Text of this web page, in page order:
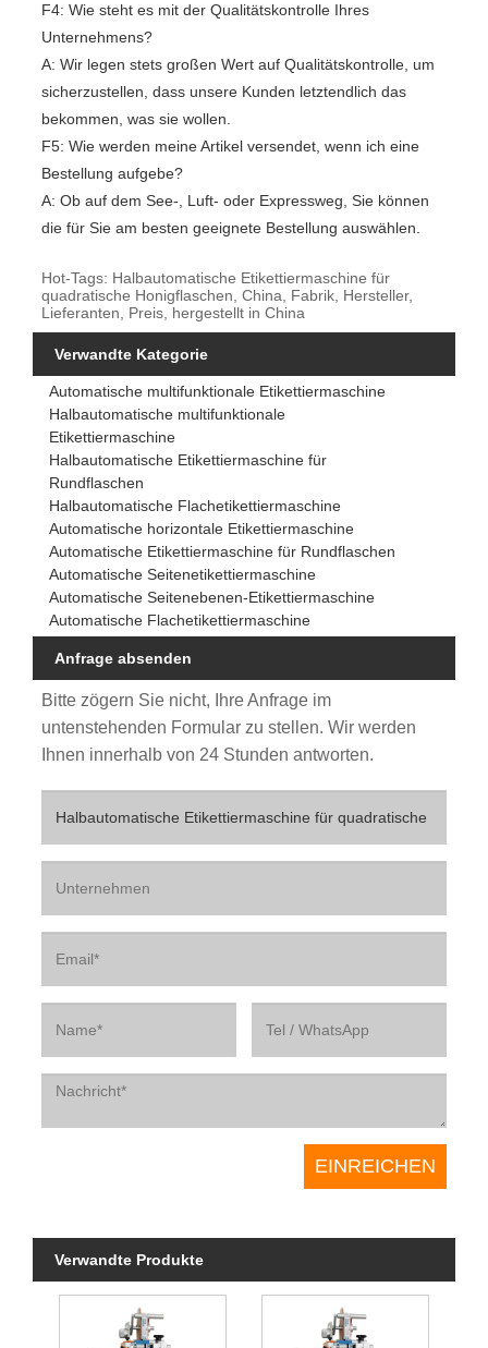
F4: Wie steht es mit der Qualitätskontrolle Ihres
Unternehmens?
A: Wir legen stets großen Wert auf Qualitätskontrolle, um
sicherzustellen, dass unsere Kunden letztendlich das
bekommen, was sie wollen.
F5: Wie werden meine Artikel versendet, wenn ich eine
Bestellung aufgebe?
A: Ob auf dem See-, Luft- oder Expressweg, Sie können
die für Sie am besten geeignete Bestellung auswählen.
Hot-Tags: Halbautomatische Etikettiermaschine für
quadratische Honigflaschen, China, Fabrik, Hersteller,
Lieferanten, Preis, hergestellt in China
Verwandte Kategorie
Automatische multifunktionale Etikettiermaschine
Halbautomatische multifunktionale
Etikettiermaschine
Halbautomatische Etikettiermaschine für
Rundflaschen
Halbautomatische Flachetikettiermaschine
Automatische horizontale Etikettiermaschine
Automatische Etikettiermaschine für Rundflaschen
Automatische Seitenetikettiermaschine
Automatische Seitenebenen-Etikettiermaschine
Automatische Flachetikettiermaschine
Anfrage absenden
Bitte zögern Sie nicht, Ihre Anfrage im
untenstehenden Formular zu stellen. Wir werden
Ihnen innerhalb von 24 Stunden antworten.
Verwandte Produkte